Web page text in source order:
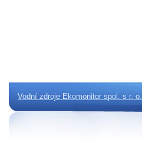
Vodní zdroje Ekomonitor spol. s r. o.